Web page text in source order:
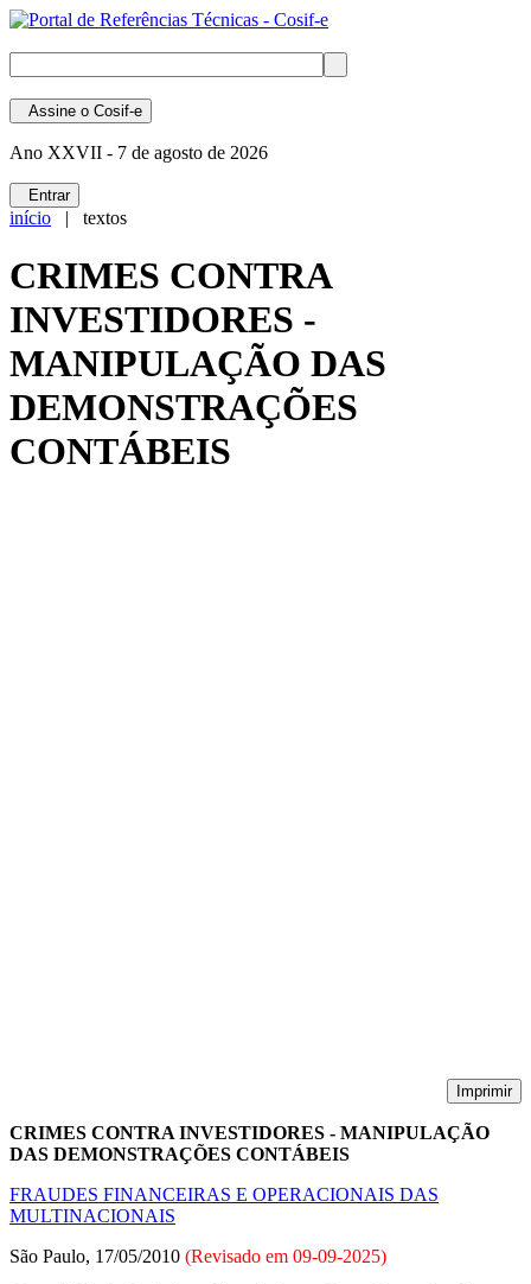
Assine o Cosif-e
Ano XXVII - 7 de agosto de 2026
Entrar
início | textos
CRIMES CONTRA
INVESTIDORES -
MANIPULAÇÃO DAS
DEMONSTRAÇÕES
CONTÁBEIS
Imprimir
CRIMES CONTRA INVESTIDORES - MANIPULAÇÃO
DAS DEMONSTRAÇÕES CONTÁBEIS
FRAUDES FINANCEIRAS E OPERACIONAIS DAS
MULTINACIONAIS
São Paulo, 17/05/2010 (Revisado em 09-09-2025)